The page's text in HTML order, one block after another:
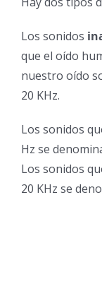
Los sonidos
que el oído
nuestro oído
20 KHz.
Los sonidos
Hz se
Los sonidos
20 KHz se